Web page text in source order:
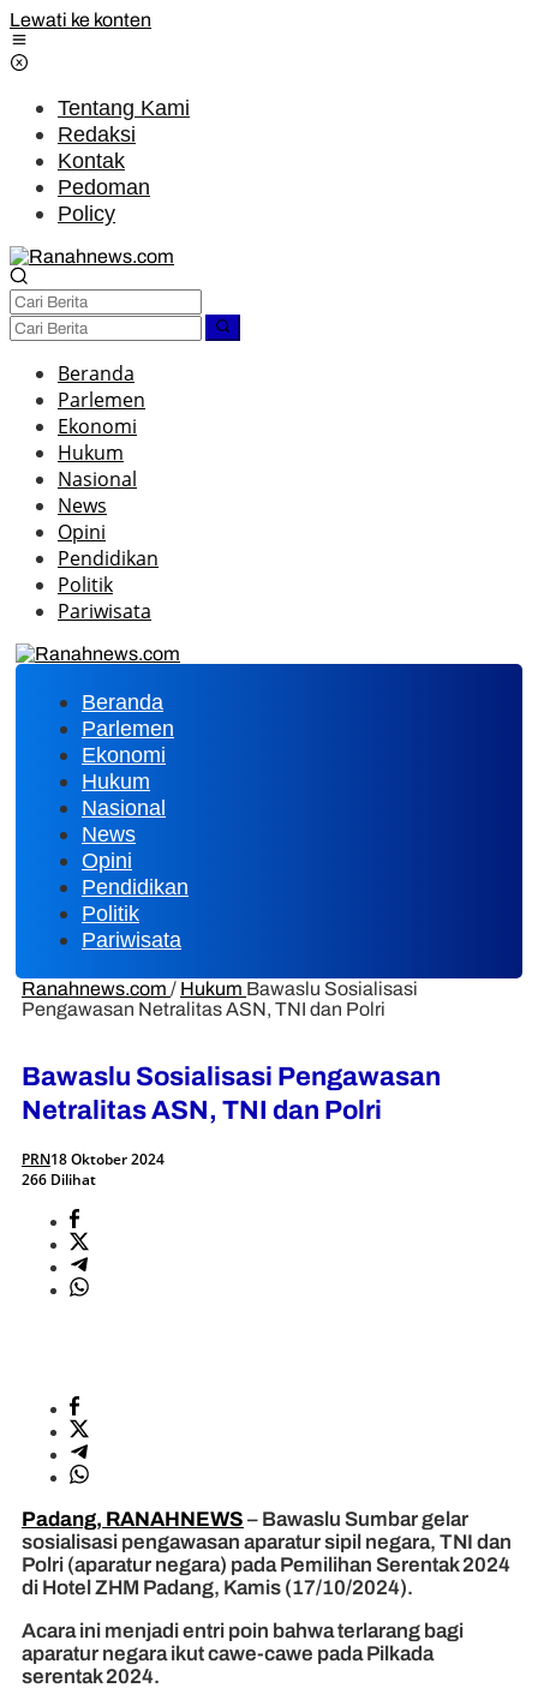
Lewati ke konten
Tentang Kami
Redaksi
Kontak
Pedoman
Policy
Beranda
Parlemen
Ekonomi
Hukum
Nasional
News
Opini
Pendidikan
Politik
Pariwisata
Beranda
Parlemen
Ekonomi
Hukum
Nasional
News
Opini
Pendidikan
Politik
Pariwisata
Ranahnews.com / Hukum Bawaslu Sosialisasi
Pengawasan Netralitas ASN, TNI dan Polri
Bawaslu Sosialisasi Pengawasan
Netralitas ASN, TNI dan Polri
PRN18 Oktober 2024
266 Dilihat
Padang, RANAHNEWS – Bawaslu Sumbar gelar
sosialisasi pengawasan aparatur sipil negara, TNI dan
Polri (aparatur negara) pada Pemilihan Serentak 2024
di Hotel ZHM Padang, Kamis (17/10/2024).
Acara ini menjadi entri poin bahwa terlarang bagi
aparatur negara ikut cawe-cawe pada Pilkada
serentak 2024.